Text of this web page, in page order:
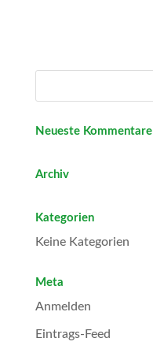
Neueste Kommentare
Archiv
Kategorien
Keine Kategorien
Meta
Anmelden
Eintrags-Feed